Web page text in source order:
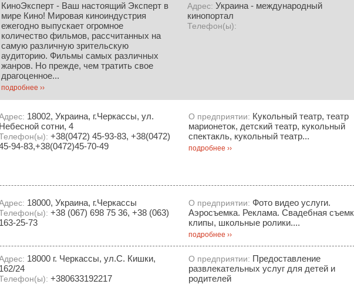
КиноЭксперт - Ваш настоящий Эксперт в
мире Кино! Мировая киноиндустрия
ежегодно выпускает огромное
количество фильмов, рассчитанных на
самую различную зрительскую
аудиторию. Фильмы самых различных
жанров. Но прежде, чем тратить свое
драгоценное...
подробнее ››
Адрес: Украина - международный
кинопортал
Телефон(ы):
18002, Украина, г.Черкассы, ул.
Небесной сотни, 4
+38(0472) 45-93-83, +38(0472)
94-83,+38(0472)45-70-49
О предприятии: Кукольный театр, театр
марионеток, детский театр, кукольный
спектакль, кукольный театр...
подробнее ››
18000, Украина, г.Черкассы
+38 (067) 698 75 36, +38 (063)
163-25-73
О предприятии: Фото видео услуги.
Аэросъемка. Реклама. Свадебная
клипы, школьные ролики....
подробнее ››
18000 г. Черкассы, ул.С. Кишки,
162/24
+380633192217
О предприятии: Предоставление
развлекательных услуг для детей и
родителей